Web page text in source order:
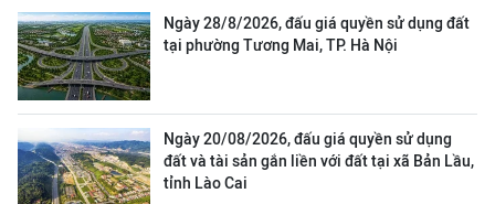
Ngày 28/8/2026, đấu giá quyền sử dụng đất
tại phường Tương Mai, TP. Hà Nội
Ngày 20/08/2026, đấu giá quyền sử dụng
đất và tài sản gắn liền với đất tại xã Bản Lầu,
tỉnh Lào Cai